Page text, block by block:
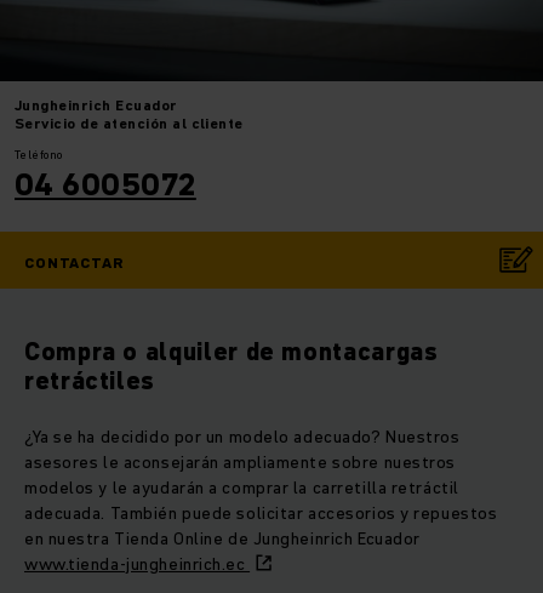
Jungheinrich Ecuador
Servicio de atención al cliente
Teléfono
04 6005072
CONTACTAR
Compra o alquiler de montacargas
retráctiles
¿Ya se ha decidido por un modelo adecuado? Nuestros
asesores le aconsejarán ampliamente sobre nuestros
modelos y le ayudarán a comprar la carretilla retráctil
adecuada. También puede solicitar accesorios y repuestos
en nuestra Tienda Online de Jungheinrich Ecuador
www.tienda-jungheinrich.ec